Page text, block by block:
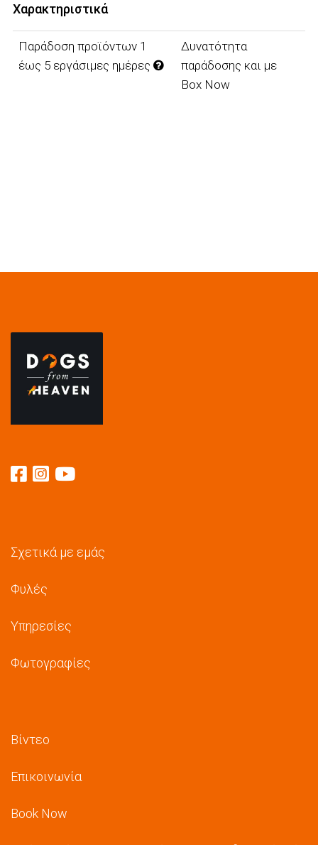
Χαρακτηριστικά
Παράδοση προϊόντων 1
έως 5 εργάσιμες ημέρες
Δυνατότητα
παράδοσης και με
Box Now
Σχετικά με εμάς
Φυλές
Υπηρεσίες
Φωτογραφίες
Βίντεο
Επικοινωνία
Book Now